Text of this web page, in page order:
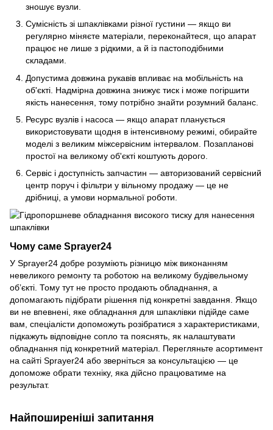
зношує вузли.
Сумісність зі шпаклівками різної густини — якщо ви
регулярно міняєте матеріали, переконайтеся, що апарат
працює не лише з рідкими, а й із пастоподібними
складами.
Допустима довжина рукавів впливає на мобільність на
об'єкті. Надмірна довжина знижує тиск і може погіршити
якість нанесення, тому потрібно знайти розумний баланс.
Ресурс вузлів і насоса — якщо апарат планується
використовувати щодня в інтенсивному режимі, обирайте
моделі з великим міжсервісним інтервалом. Позапланові
простої на великому об'єкті коштують дорого.
Сервіс і доступність запчастин — авторизований сервісний
центр поруч і фільтри у вільному продажу — це не
дрібниці, а умови нормальної роботи.
Чому саме Sprayer24
У Sprayer24 добре розуміють різницю між виконанням
невеликого ремонту та роботою на великому будівельному
об’єкті. Тому тут не просто продають обладнання, а
допомагають підібрати рішення під конкретні завдання. Якщо
ви не впевнені, яке обладнання для шпаклівки підійде саме
вам, спеціалісти допоможуть розібратися з характеристиками,
підкажуть відповідне сопло та пояснять, як налаштувати
обладнання під конкретний матеріал. Перегляньте асортимент
на сайті Sprayer24 або зверніться за консультацією — це
допоможе обрати техніку, яка дійсно працюватиме на
результат.
Найпоширеніші запитання